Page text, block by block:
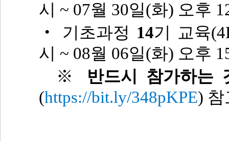
시 ~ 07월 30일(화) 오후
‧ 기초과정 14기 교육
시 ~ 08월 06일(화) 오후
※ 반드시 참가하는
(https://bit.ly/348pKPE) 참